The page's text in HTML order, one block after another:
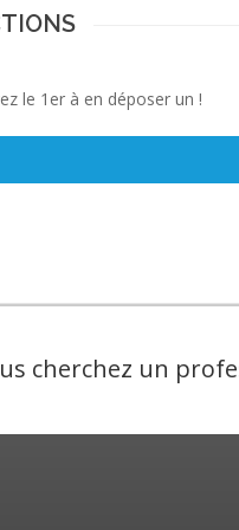
le 1er à en déposer un !
cherchez un